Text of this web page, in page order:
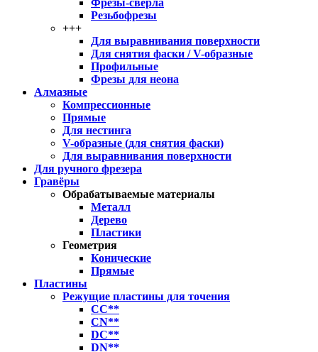
Фрезы-свёрла
Резьбофрезы
+++
Для выравнивания поверхности
Для снятия фаски / V-образные
Профильные
Фрезы для неона
Алмазные
Компрессионные
Прямые
Для нестинга
V-образные (для снятия фаски)
Для выравнивания поверхности
Для ручного фрезера
Гравёры
Обрабатываемые материалы
Металл
Дерево
Пластики
Геометрия
Конические
Прямые
Пластины
Режущие пластины для точения
CC**
CN**
DC**
DN**